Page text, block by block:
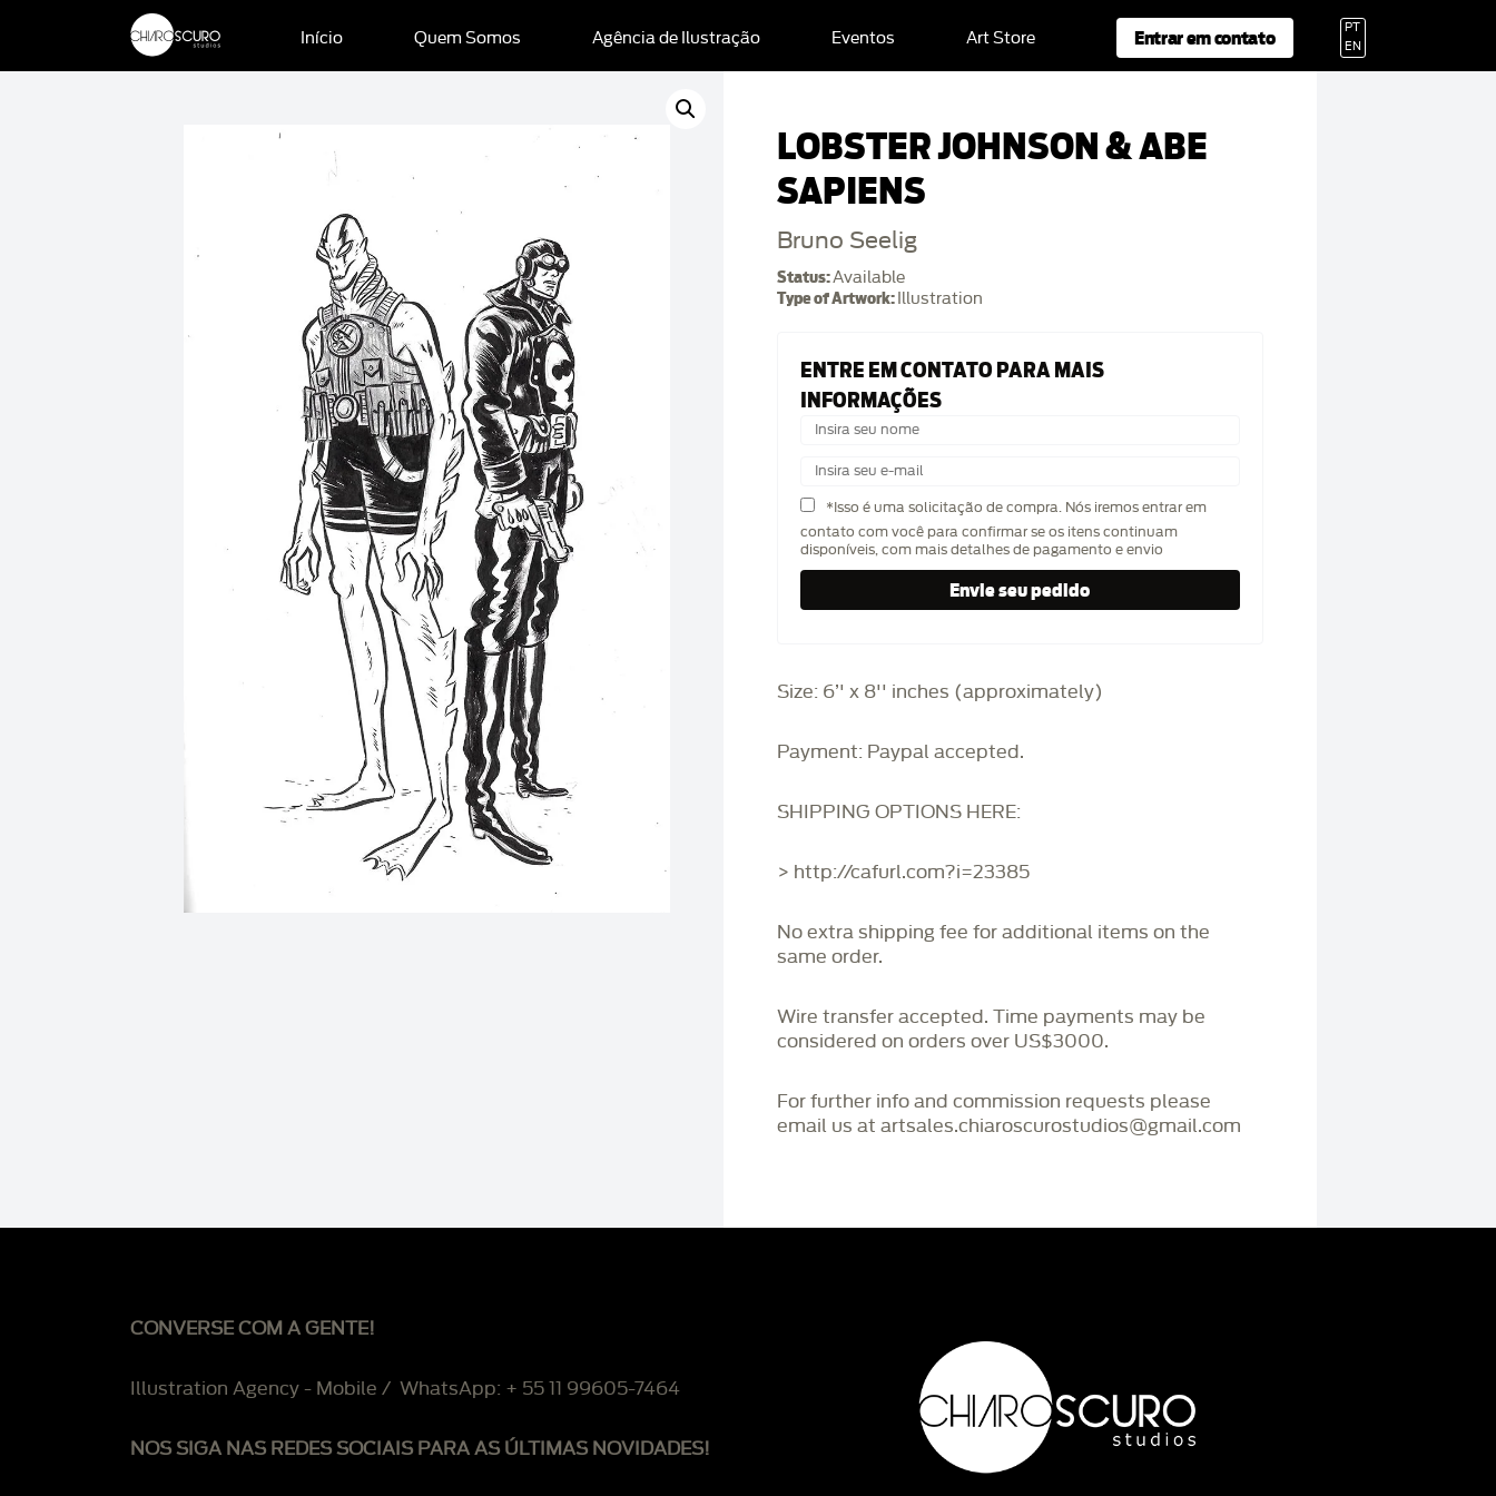
Início Quem Somos Agência de Ilustração Eventos Art Store Entrar em contato
PT
EN
LOBSTER JOHNSON & ABE
SAPIENS
Bruno Seelig
Status:Available
Type of Artwork: Illustration
ENTRE EM CONTATO PARA MAIS
INFORMAÇÕES
*Isso é uma solicitação de compra. Nós iremos entrar em
contato com você para confirmar se os itens continuam
disponíveis, com mais detalhes de pagamento e envio
Size: 6’' x 8'' inches (approximately)
Payment: Paypal accepted.
SHIPPING OPTIONS HERE:
> http://cafurl.com?i=23385
No extra shipping fee for additional items on the
same order.
Wire transfer accepted. Time payments may be
considered on orders over US$3000.
For further info and commission requests please
email us at artsales.chiaroscurostudios@gmail.com
CONVERSE COM A GENTE!
Illustration Agency - Mobile / WhatsApp: + 55 11 99605-7464
NOS SIGA NAS REDES SOCIAIS PARA AS ÚLTIMAS NOVIDADES!